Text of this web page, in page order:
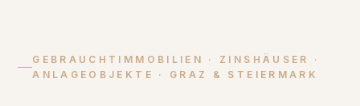
GEBRAUCHTIMMOBILIEN · ZINSHÄUSER ·
ANLAGEOBJEKTE · GRAZ & STEIERMARK